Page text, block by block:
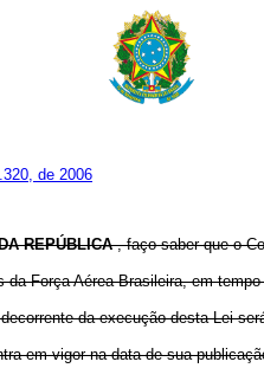
de 2006
REPÚBLICA, faço saber que o
da Força Aérea Brasileira, em
da execução desta Lei
em vigor na data de sua